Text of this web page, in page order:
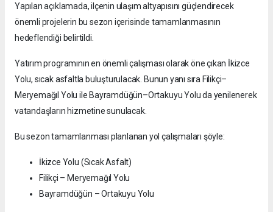
Yapılan açıklamada, ilçenin ulaşım altyapısını güçlendirecek
önemli projelerin bu sezon içerisinde tamamlanmasının
hedeflendiği belirtildi.
Yatırım programının en önemli çalışması olarak öne çıkan İkizce
Yolu, sıcak asfaltla buluşturulacak. Bunun yanı sıra Filikçi–
Meryemağıl Yolu ile Bayramdüğün–Ortakuyu Yolu da yenilenerek
vatandaşların hizmetine sunulacak.
Bu sezon tamamlanması planlanan yol çalışmaları şöyle:
İkizce Yolu (Sıcak Asfalt)
Filikçi – Meryemağıl Yolu
Bayramdüğün – Ortakuyu Yolu